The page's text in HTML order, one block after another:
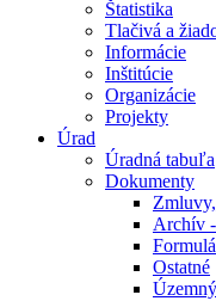
Štatistika
Tlačivá a
Informácie
Inštitúcie
Organizácie
Projekty
Úrad
Úradná tabuľa
Dokumenty
Archív
Ostatné